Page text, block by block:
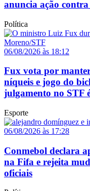
anuncia ação
Política
06/08/2026 às 18:12
Fux vota por
níqueis e jogo do
julgamento no STF
Esporte
06/08/2026 às 17:28
Conmebol declara
na Fifa e rejeita
oficiais